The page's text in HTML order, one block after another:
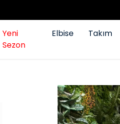
Yeni
Sezon
Elbise Takım